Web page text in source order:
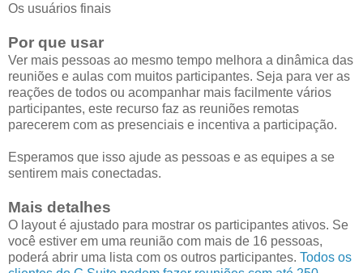
Os usuários finais
Por que usar
Ver mais pessoas ao mesmo tempo melhora a dinâmica das
reuniões e aulas com muitos participantes. Seja para ver as
reações de todos ou acompanhar mais facilmente vários
participantes, este recurso faz as reuniões remotas
parecerem com as presenciais e incentiva a participação.
Esperamos que isso ajude as pessoas e as equipes a se
sentirem mais conectadas.
Mais detalhes
O layout é ajustado para mostrar os participantes ativos. Se
você estiver em uma reunião com mais de 16 pessoas,
poderá abrir uma lista com os outros participantes. Todos os